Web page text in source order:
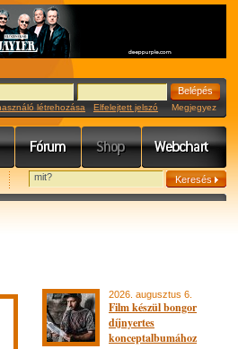
létrehozása Elfelejtett jelszó Megjegyez
2026. augusztus 6.
Film készül bongor
díjnyertes
konceptalbumához